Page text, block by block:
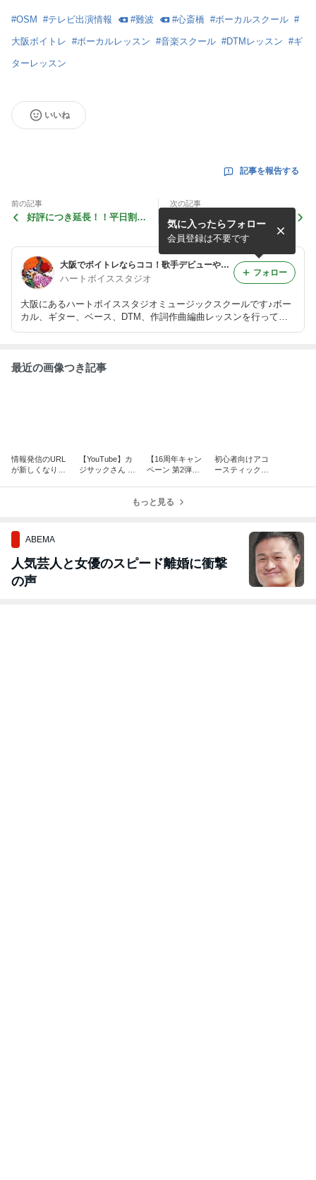
#OSM #テレビ出演情報 #難波 #心斎橋 #ボーカルスクール #
大阪ボイトレ #ボーカルレッスン #音楽スクール #DTMレッスン #ギ
ターレッスン
いいね
記事を報告する
前の記事
好評につき延長！！平日割＆
次の記事
平日割＆学割キャンペー
ン！！
大阪でボイトレならココ！歌手デビューや歌うまになるためのサポートします♪
ハートボイススタジオ
大阪にあるハートボイススタジオミュージックスクールです♪ボー
カル、ギター、ベース、DTM、作詞作曲編曲レッスンを行ってい
気に入ったらフォロー
会員登録は不要です
フォロー
最近の画像つき記事
情報発信のURL
が新しくなりま
【YouTube】カ
ジサックさん 角
【16周年キャン
ペーン 第2弾】
す！
初心者向けアコ
ースティックギ
もっと見る
ABEMA
人気芸人と女優のスピード離婚に衝撃
の声